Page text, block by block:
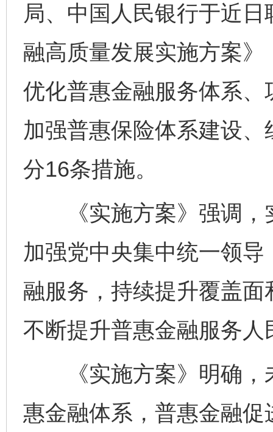
局、中国人民银行于近
融高质量发展实施方案
优化普惠金融服务体系
加强普惠保险体系建设
分16条措施。
《实施方案》强调，
加强党中央集中统一领
融服务，持续提升覆盖
不断提升普惠金融服务
《实施方案》明确，
惠金融体系，普惠金融